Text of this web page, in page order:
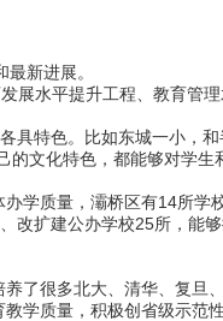
新进展。
展水平提升工程、教育管
特色。比如东城一小，和
的文化特色，都能够对学生
学质量，灞桥区有14所学
改扩建公办学校25所，能够
了很多北大、清华、复旦
学质量，积极创省级示范